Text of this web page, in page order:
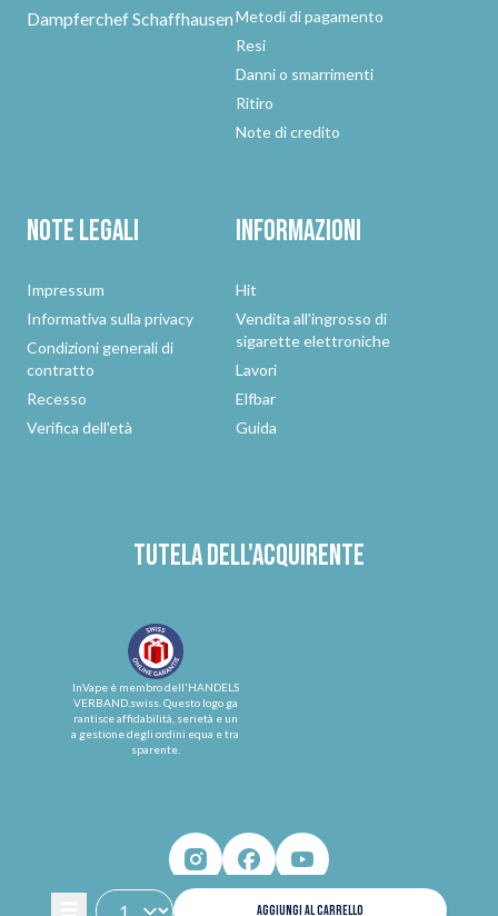
AGGIUNGI AL CARRELLO
Dampferchef SchaffhausenMetodi di pagamento
Resi
Danni o smarrimenti
Ritiro
Note di credito
Note legali
Impressum
Informativa sulla privacy
Condizioni generali di
contratto
Recesso
Verifica dell'età
Informazioni
Hit
Vendita all'ingrosso di
sigarette elettroniche
Lavori
Elfbar
Guida
Tutela dell'acquirente
InVape è membro dell'HANDELS
VERBAND.swiss. Questo logo ga
rantisce affidabilità, serietà e un
a gestione degli ordini equa e tra
sparente.